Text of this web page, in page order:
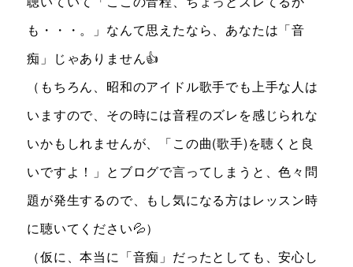
も・・・。」なんて思えたなら、あなたは「音
痴」じゃありません👍
（もちろん、昭和のアイドル歌手でも上手な人は
いますので、その時には音程のズレを感じられな
いかもしれませんが、「この曲(歌手)を聴くと良
いですよ！」とブログで言ってしまうと、色々問
題が発生するので、もし気になる方はレッスン時
に聴いてください💦）
（仮に、本当に「音痴」だったとしても、安心し